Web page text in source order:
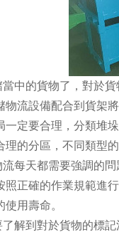
的貨物了，對於貨
流設備配合到貨架
定要合理，分類堆
的分區，不同類型
天都需要強調的問
照正確的作業規範進
用壽命。
到對於貨物的標記